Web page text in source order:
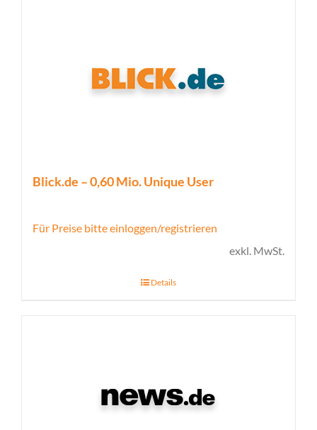
Blick.de – 0,60 Mio. Unique User
Für Preise bitte einloggen/registrieren
exkl. MwSt.
Details